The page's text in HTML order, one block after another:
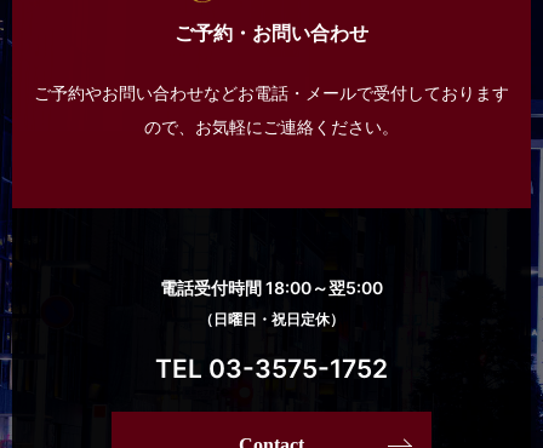
ご予約・お問い合わせ
ご予約やお問い合わせなどお電話・メールで受付しております
ので、 お気軽にご連絡ください。
電話受付時間 18:00～翌5:00
（日曜日・祝日定休）
TEL 03-3575-1752